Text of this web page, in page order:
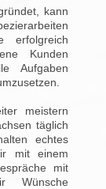
kann
erfolgreich
Kunden
Aufgaben
meistern
täglich
echtes
mit einem
mit
Wünsche